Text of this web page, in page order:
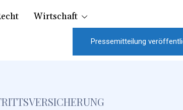
Wirtschaft
Pressemitteilung